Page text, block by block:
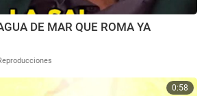
DE MAR QUE ROMA YA
0:58